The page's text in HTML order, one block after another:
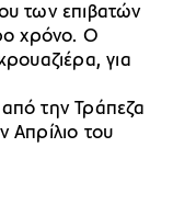
των επιβατών
χρόνο. Ο
για
την Τράπεζα
Απρίλιο του